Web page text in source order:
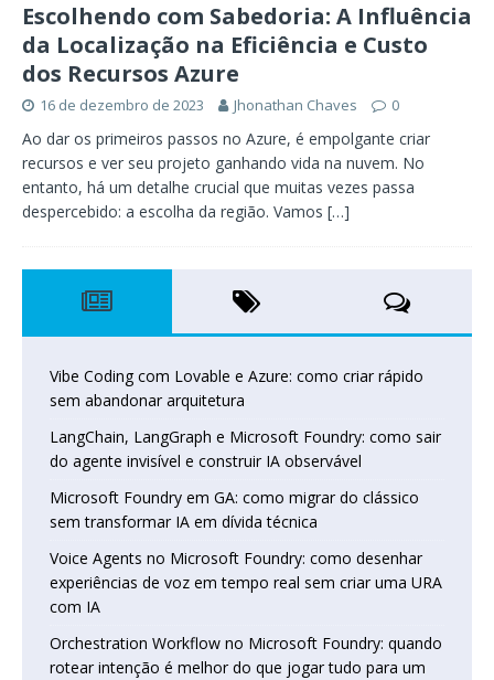
Escolhendo com Sabedoria: A Influência
da Localização na Eficiência e Custo
dos Recursos Azure
16 de dezembro de 2023 Jhonathan Chaves 0
Ao dar os primeiros passos no Azure, é empolgante criar
recursos e ver seu projeto ganhando vida na nuvem. No
entanto, há um detalhe crucial que muitas vezes passa
despercebido: a escolha da região. Vamos […]
Vibe Coding com Lovable e Azure: como criar rápido
sem abandonar arquitetura
LangChain, LangGraph e Microsoft Foundry: como sair
do agente invisível e construir IA observável
Microsoft Foundry em GA: como migrar do clássico
sem transformar IA em dívida técnica
Voice Agents no Microsoft Foundry: como desenhar
experiências de voz em tempo real sem criar uma URA
com IA
Orchestration Workflow no Microsoft Foundry: quando
rotear intenção é melhor do que jogar tudo para um